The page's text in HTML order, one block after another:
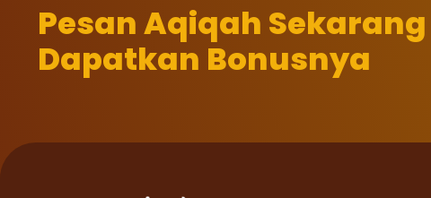
Pesan Aqiqah
Dapatkan Bonusnya